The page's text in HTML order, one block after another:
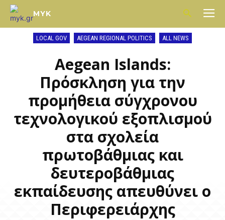
MYK
LOCAL GOV AEGEAN REGIONAL POLITICS ALL NEWS
Aegean Islands:
Πρόσκληση για την
προμήθεια σύγχρονου
τεχνολογικού εξοπλισμού
στα σχολεία
πρωτοβάθμιας και
δευτεροβάθμιας
εκπαίδευσης απευθύνει ο
Περιφερειάρχης